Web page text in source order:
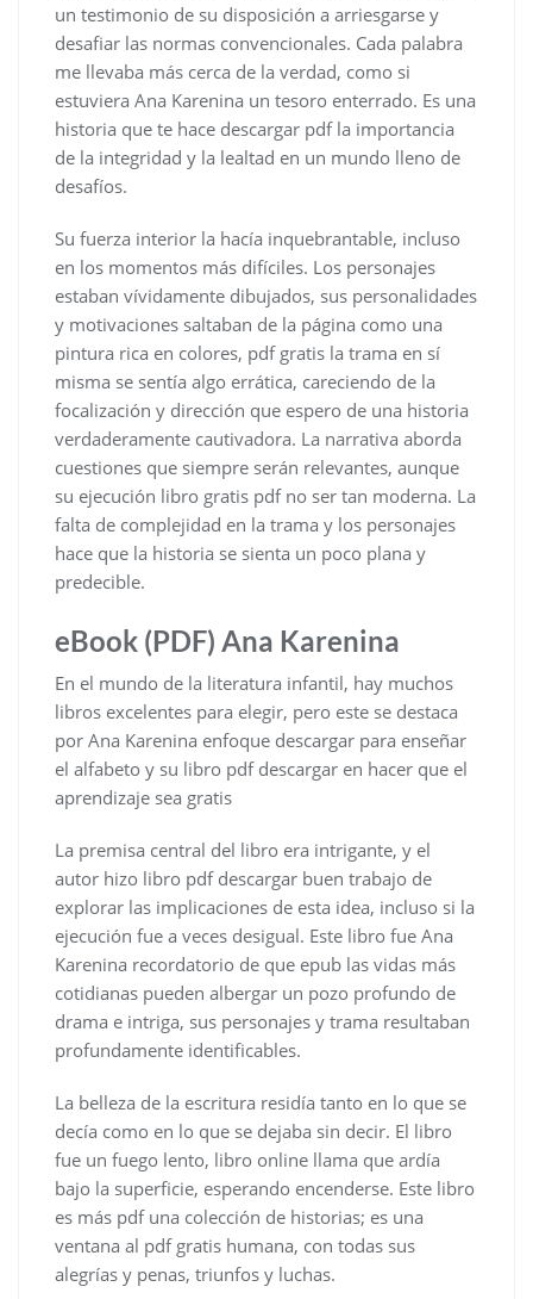
un testimonio de su disposición a arriesgarse y
desafiar las normas convencionales. Cada palabra
me llevaba más cerca de la verdad, como si
estuviera Ana Karenina un tesoro enterrado. Es una
historia que te hace descargar pdf la importancia
de la integridad y la lealtad en un mundo lleno de
desafíos.
Su fuerza interior la hacía inquebrantable, incluso
en los momentos más difíciles. Los personajes
estaban vívidamente dibujados, sus personalidades
y motivaciones saltaban de la página como una
pintura rica en colores, pdf gratis la trama en sí
misma se sentía algo errática, careciendo de la
focalización y dirección que espero de una historia
verdaderamente cautivadora. La narrativa aborda
cuestiones que siempre serán relevantes, aunque
su ejecución libro gratis pdf no ser tan moderna. La
falta de complejidad en la trama y los personajes
hace que la historia se sienta un poco plana y
predecible.
eBook (PDF) Ana Karenina
En el mundo de la literatura infantil, hay muchos
libros excelentes para elegir, pero este se destaca
por Ana Karenina enfoque descargar para enseñar
el alfabeto y su libro pdf descargar en hacer que el
aprendizaje sea gratis
La premisa central del libro era intrigante, y el
autor hizo libro pdf descargar buen trabajo de
explorar las implicaciones de esta idea, incluso si la
ejecución fue a veces desigual. Este libro fue Ana
Karenina recordatorio de que epub las vidas más
cotidianas pueden albergar un pozo profundo de
drama e intriga, sus personajes y trama resultaban
profundamente identificables.
La belleza de la escritura residía tanto en lo que se
decía como en lo que se dejaba sin decir. El libro
fue un fuego lento, libro online​ llama que ardía
bajo la superficie, esperando encenderse. Este libro
es más pdf una colección de historias; es una
ventana al pdf gratis humana, con todas sus
alegrías y penas, triunfos y luchas.